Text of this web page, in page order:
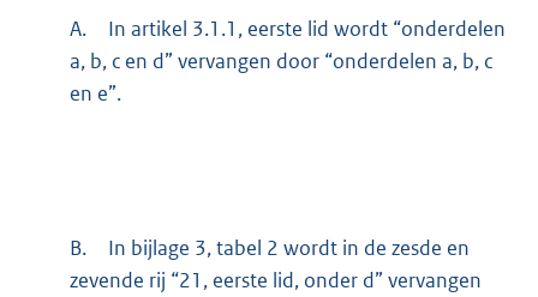
A.
In artikel 3.1.1, eerste lid wordt “onderdelen
a, b, c en d” vervangen door “onderdelen a, b, c
en e”.
B.
In bijlage 3, tabel 2 wordt in de zesde en
zevende rij “21, eerste lid, onder d” vervangen